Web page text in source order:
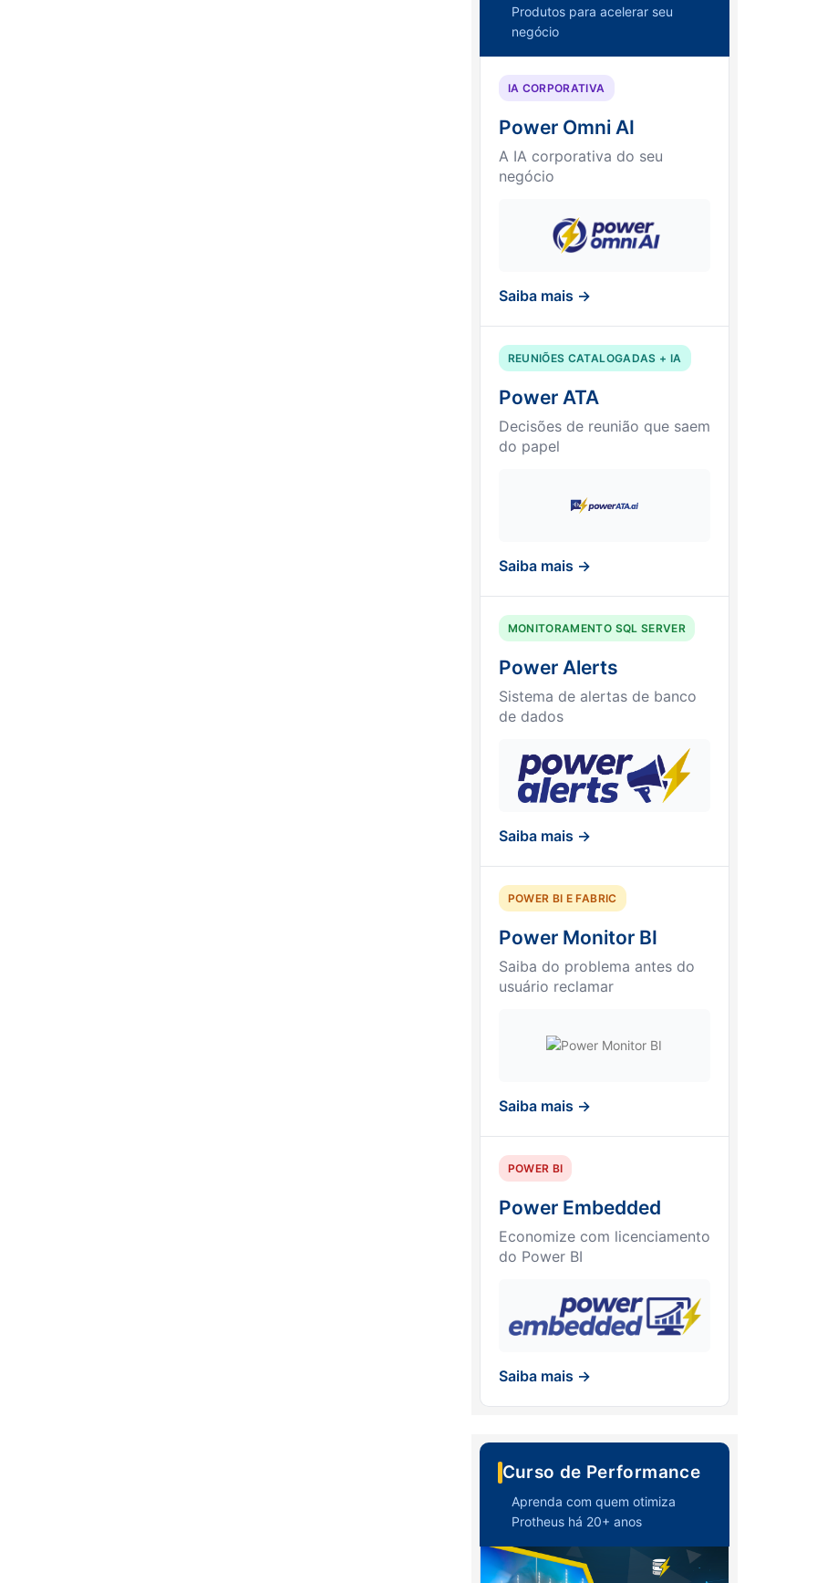
Produtos para acelerar seu
negócio
IA CORPORATIVA
Power Omni AI
A IA corporativa do seu
negócio
Saiba mais →
REUNIÕES CATALOGADAS + IA
Power ATA
Decisões de reunião que saem
do papel
Saiba mais →
MONITORAMENTO SQL SERVER
Power Alerts
Sistema de alertas de banco
de dados
Saiba mais →
POWER BI E FABRIC
Power Monitor BI
Saiba do problema antes do
usuário reclamar
Saiba mais →
POWER BI
Power Embedded
Economize com licenciamento
do Power BI
Saiba mais →
Curso de Performance
Aprenda com quem otimiza
Protheus há 20+ anos